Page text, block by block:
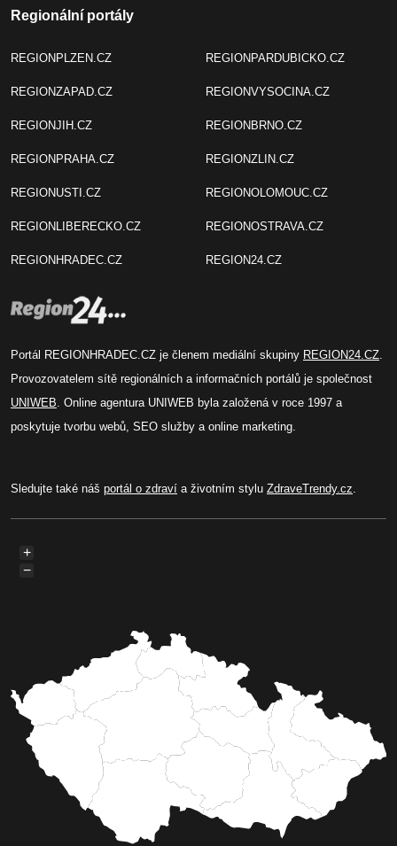
Regionální portály
REGIONPLZEN.CZ
REGIONZAPAD.CZ
REGIONJIH.CZ
REGIONPRAHA.CZ
REGIONUSTI.CZ
REGIONLIBERECKO.CZ
REGIONHRADEC.CZ
REGIONPARDUBICKO.CZ
REGIONVYSOCINA.CZ
REGIONBRNO.CZ
REGIONZLIN.CZ
REGIONOLOMOUC.CZ
REGIONOSTRAVA.CZ
REGION24.CZ
Portál REGIONHRADEC.CZ je členem mediální skupiny REGION24.CZ.
Provozovatelem sítě regionálních a informačních portálů je společnost
UNIWEB. Online agentura UNIWEB byla založená v roce 1997 a
poskytuje tvorbu webů, SEO služby a online marketing.
Sledujte také náš portál o zdraví a životním stylu ZdraveTrendy.cz.
+
−